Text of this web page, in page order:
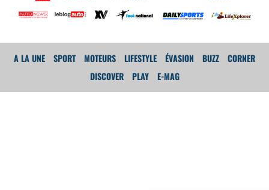
A LA UNE SPORT MOTEURS LIFESTYLE ÉVASION BUZZ
CORNER
DISCOVER
PLAY E-MAG